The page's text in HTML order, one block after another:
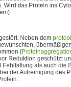
das Protein ins
Neben dem
(
Reduktion geschützt
Fehlfaltung als auch die
der Aufreinigung des